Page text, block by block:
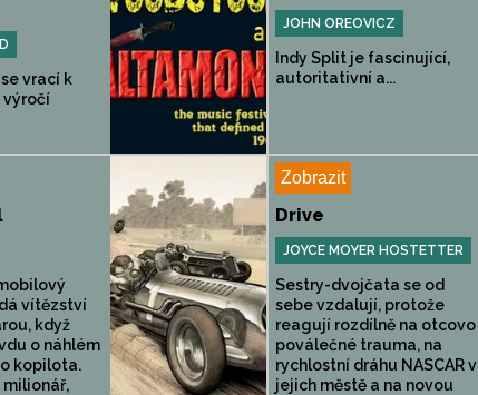
vrací k
výročí
JOHN OREOVICZ
Indy Split je fascinující,
autoritativní a...
vítězství
když
o náhlém
kopilota.
milionář,
Zobrazit
Drive
JOYCE MOYER HOSTETTER
Sestry-dvojčata se od
sebe vzdalují, protože
reagují rozdílně na otcovo
poválečné trauma, na
rychlostní dráhu NASCAR v
jejich městě a na novou